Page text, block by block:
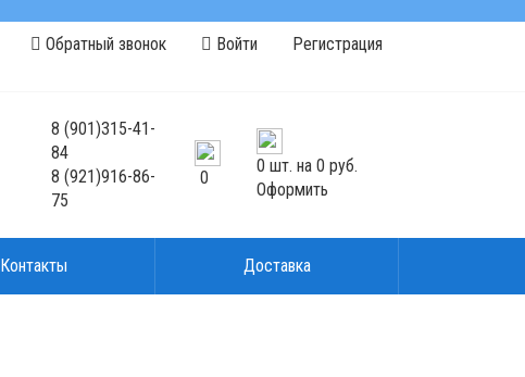
Обратный звонок Войти Регистрация
8(901)315-41-
84
8(921)916-86-
75
0
0 шт. на 0 руб.
Оформить
Контакты Доставка